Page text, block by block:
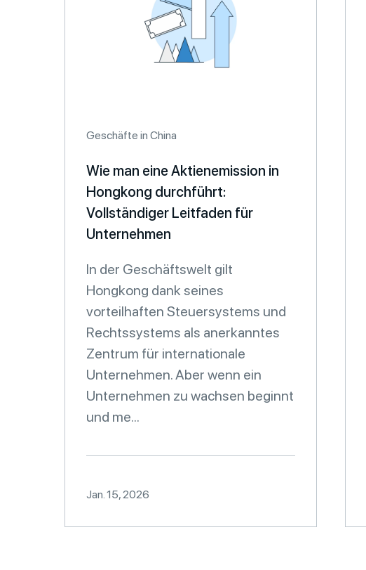
Geschäfte in China
Wie man eine Aktienemission in
Hongkong durchführt:
Vollständiger Leitfaden für
Unternehmen
In der Geschäftswelt gilt
Hongkong dank seines
vorteilhaften Steuersystems und
Rechtssystems als anerkanntes
Zentrum für internationale
Unternehmen. Aber wenn ein
Unternehmen zu wachsen beginnt
und me...
Jan. 15, 2026